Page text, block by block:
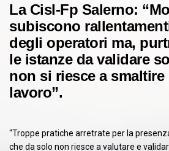
La Cisl-Fp Salerno:
subiscono
degli operatori ma,
le istanze da validare
non si riesce a smaltire
lavoro”.
“Troppe pratiche arretrate per la
che da solo non riesce a valutare e